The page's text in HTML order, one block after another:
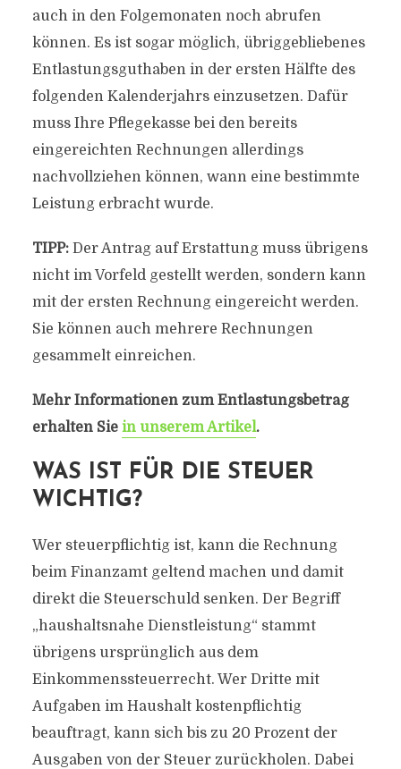
auch in den Folgemonaten noch abrufen
können. Es ist sogar möglich, übriggebliebenes
Entlastungsguthaben in der ersten Hälfte des
folgenden Kalenderjahrs einzusetzen. Dafür
muss Ihre Pflegekasse bei den bereits
eingereichten Rechnungen allerdings
nachvollziehen können, wann eine bestimmte
Leistung erbracht wurde.
TIPP:Der Antrag auf Erstattung muss übrigens
nicht im Vorfeld gestellt werden, sondern kann
mit der ersten Rechnung eingereicht werden.
Sie können auch mehrere Rechnungen
gesammelt einreichen.
Mehr Informationen zum Entlastungsbetrag
erhalten Sie in unserem Artikel.
WAS IST FÜR DIE STEUER
WICHTIG?
Wer steuerpflichtig ist, kann die Rechnung
beim Finanzamt geltend machen und damit
direkt die Steuerschuld senken. Der Begriff
„haushaltsnahe Dienstleistung“ stammt
übrigens ursprünglich aus dem
Einkommenssteuerrecht. Wer Dritte mit
Aufgaben im Haushalt kostenpflichtig
beauftragt, kann sich bis zu 20 Prozent der
Ausgaben von der Steuer zurückholen. Dabei